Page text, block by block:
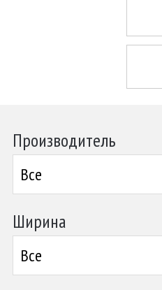
Производитель
Все
Ширина
Все